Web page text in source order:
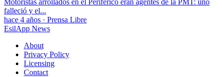
falleció y el...
hace 4 años · Prensa Libre
EsilApp News
About
Privacy Policy
Licensing
Contact